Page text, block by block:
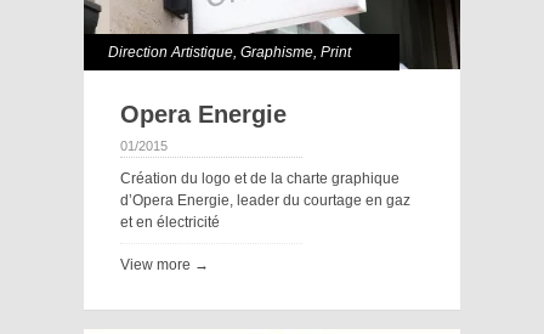
Direction Artistique, Graphisme, Print
Opera Energie
01/2015
Création du logo et de la charte graphique
d’Opera Energie, leader du courtage en gaz
et en électricité
View more →